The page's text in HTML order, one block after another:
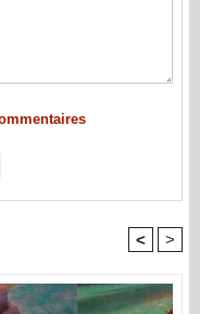
< >